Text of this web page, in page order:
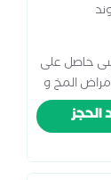
حاصل على
المخ و
والحجز